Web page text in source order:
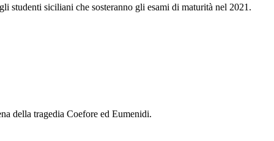
studenti siciliani che sosteranno gli esami di maturità nel 2021.
della tragedia Coefore ed Eumenidi.